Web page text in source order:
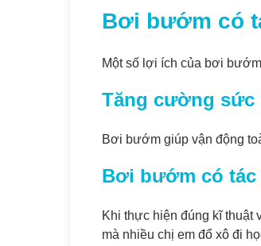
Bơi bướm có
Một số lợi ích của bơi
Tăng cường sức
Bơi bướm giúp vận động
Bơi bướm có
Khi thực hiện đúng kĩ thuật
mà nhiều chị em đổ xô đi